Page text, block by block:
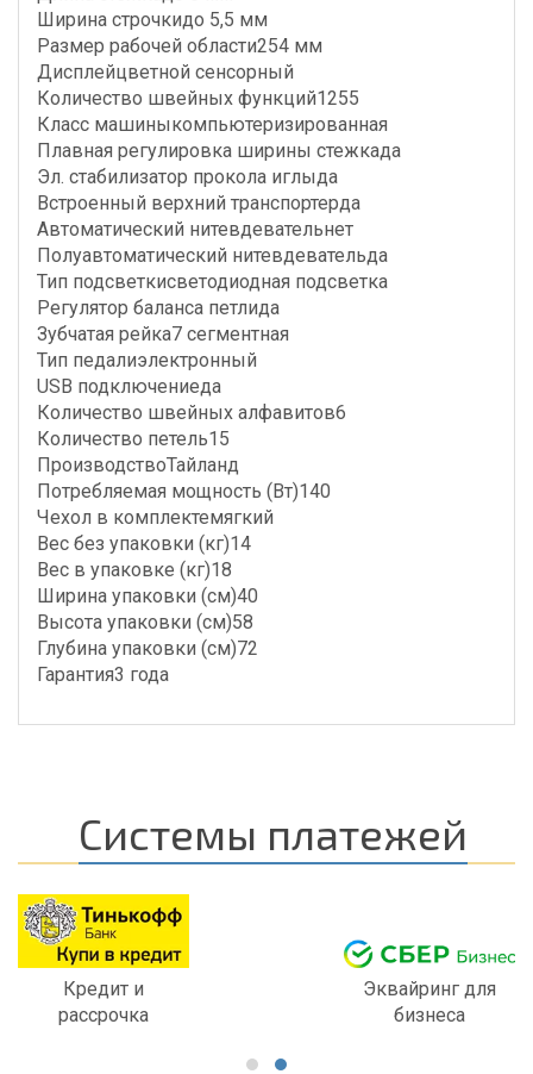
Ширина строчкидо 5,5 мм
Размер рабочей области254 мм
Дисплейцветной сенсорный
Количество швейных функций1255
Класс машиныкомпьютеризированная
Плавная регулировка ширины стежкада
Эл. стабилизатор прокола иглыда
Встроенный верхний транспортерда
Автоматический нитевдевательнет
Полуавтоматический нитевдевательда
Тип подсветкисветодиодная подсветка
Регулятор баланса петлида
Зубчатая рейка7 сегментная
Тип педалиэлектронный
USB подключениеда
Количество швейных алфавитов6
Количество петель15
ПроизводствоТайланд
Потребляемая мощность (Вт)140
Чехол в комплектемягкий
Вес без упаковки (кг)14
Вес в упаковке (кг)18
Ширина упаковки (см)40
Высота упаковки (см)58
Глубина упаковки (см)72
Гарантия3 года
Системы платежей
Кредит и
рассрочка
Эквайринг для
бизнеса